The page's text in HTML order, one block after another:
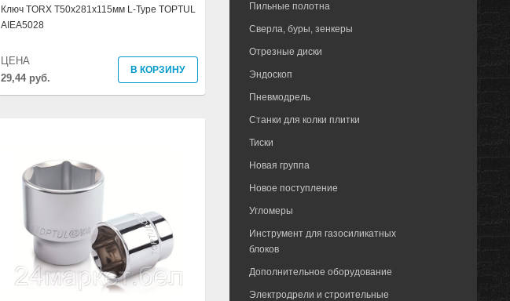
Пильные полотна
Сверла, буры, зенкеры
Отрезные диски
Эндоскоп
Пневмодрель
Станки для колки плитки
Тиски
Новая группа
Новое поступление
Угломеры
Инструмент для газосиликатных
блоков
Дополнительное оборудование
Электродрели и строительные
Ключ TORX T50х281х115мм L-Type TOPTUL
AIEA5028
29,44 руб.
ЦЕНА
В КОРЗИНУ